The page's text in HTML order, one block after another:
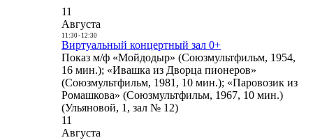
11
Августа
11:30- 12:30
Виртуальный концертный зал 0+
Показ м/ф «Мойдодыр» (Союзмультфильм, 1954,
16 мин.); «Ивашка из Дворца пионеров»
(Союзмультфильм, 1981, 10 мин.); «Паровозик из
Ромашкова» (Союзмультфильм, 1967, 10 мин.)
(Ульяновой, 1, зал № 12)
11
Августа